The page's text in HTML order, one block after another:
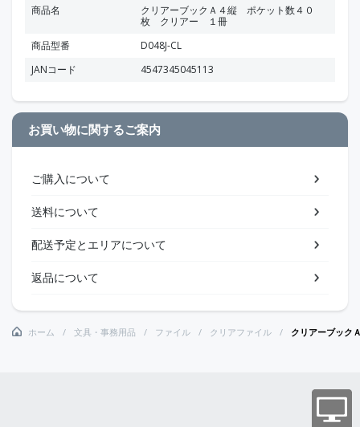
商品名
クリアーブックＡ４縦 ポケット数４０
枚 クリアー １冊
商品型番
D048J-CL
JANコード
4547345045113
お買い物に関するご案内
ご購入について
送料について
配送予定とエリアについて
返品について
ホーム 文具・事務用品 ファイル クリアファイル クリアーブッ